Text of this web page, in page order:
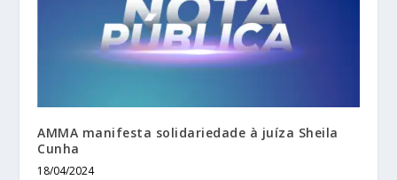
AMMA manifesta solidariedade à juíza Sheila
Cunha
18/04/2024